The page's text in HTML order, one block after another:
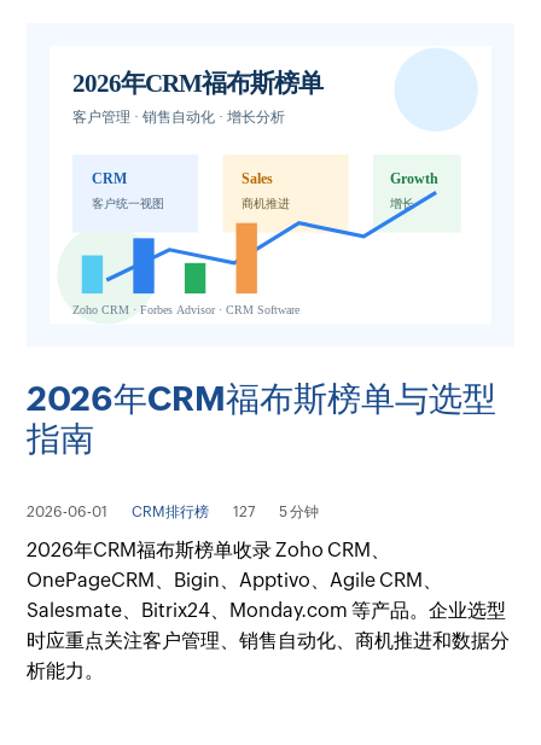
2026年CRM福布斯榜单与选型
指南
2026-06-01 CRM排行榜 127 5 分钟
2026年CRM福布斯榜单收录 Zoho CRM、
OnePageCRM、Bigin、Apptivo、Agile CRM、
Salesmate、Bitrix24、Monday.com 等产品。企业选型
时应重点关注客户管理、销售自动化、商机推进和数据分
析能力。